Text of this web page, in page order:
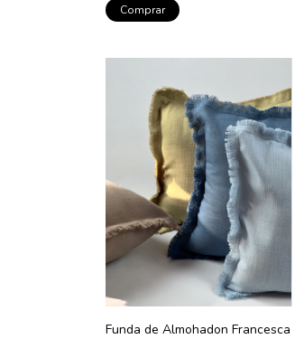
Comprar
Funda de Almohadon Francesca